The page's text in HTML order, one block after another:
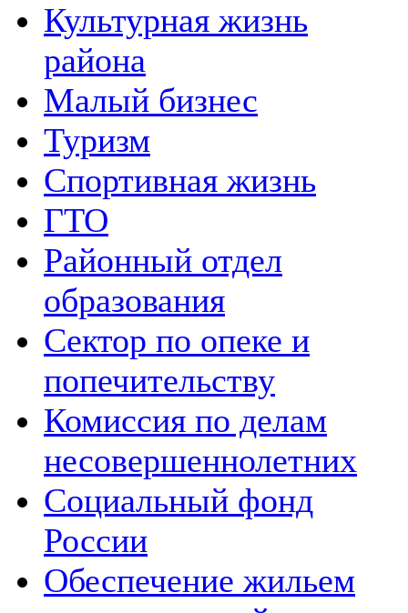
Культурная жизнь
района
Малый бизнес
Туризм
Спортивная жизнь
ГТО
Районный отдел
образования
Сектор по опеке и
попечительству
Комиссия по делам
несовершеннолетних
Социальный фонд
России
Обеспечение жильем